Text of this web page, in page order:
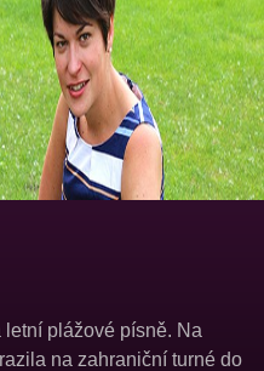
plážové písně. Na
na zahraniční turné do